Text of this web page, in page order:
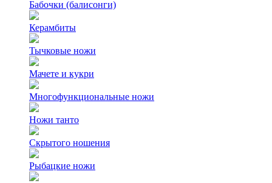
Бабочки (балисонги)
Керамбиты
Тычковые ножи
Мачете и кукри
Многофункциональные ножи
Ножи танто
Скрытого ношения
Рыбацкие ножи